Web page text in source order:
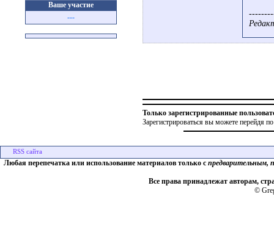
Ваше участие
---
Только зарегистрированные
Зарегистрироваться вы можете перейдя
Любая перепечатка или использование материалов только с предварительным,
Все права принадлежат авторам,
©